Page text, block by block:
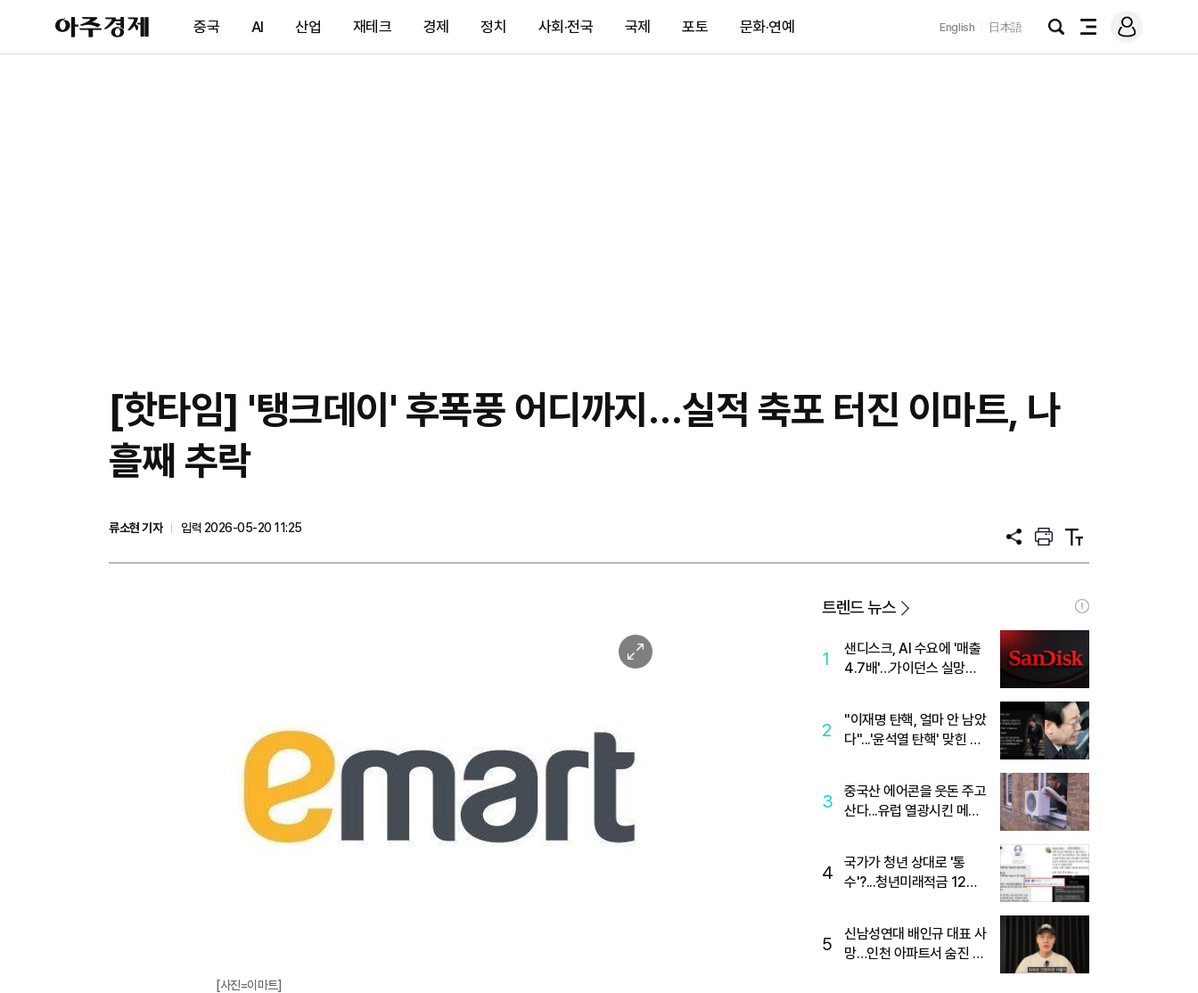
아
주
제
중국 AI 산업 재테크 경제 정치 사회·전국 국제 포토 문화·연예 English 日本語
검
전
메
그
[핫타임] '탱크데이' 후폭풍 어디까지…실적 축포 터진 이마트, 나
흘째 추락
류소현 기자
입력 2026-05-20 11:25
공
프
트
텍
트
이
미
대
[사진=이마트]
트렌드 뉴스
1
샌디스크, AI 수요에 '매출
4.7배'…가이던스 실망에
2
"이재명 탄핵, 얼마 안 남았
다"...'윤석열 탄핵' 맞힌 무
3
중국산 에어콘을 웃돈 주고
산다...유럽 열광시킨 메이
4
국가가 청년 상대로 '통
수'?...청년미래적금 12%
5
신남성연대 배인규 대표 사
망…인천 아파트서 숨진 채